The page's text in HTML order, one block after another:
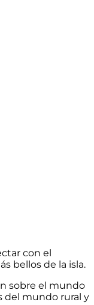
con el
bellos de la isla.
sobre el mundo
del mundo rural y